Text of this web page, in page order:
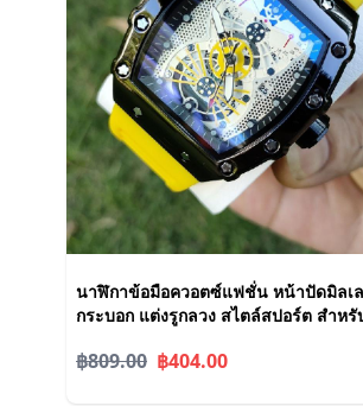
นาฬิกาข้อมือควอตซ์แฟชั่น หน้าปัดมิลเ
กระบอก แต่งรูกลวง สไตล์สปอร์ต สําห
฿809.00 ฿404.00